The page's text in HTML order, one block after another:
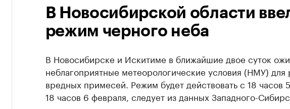
В Новосибирской области
режим черного неба
В Новосибирске и Искитиме в ближайшие двое суток
неблагоприятные метеорологические условия (НМУ) для
вредных примесей. Режим будет действовать с 18 часов
18 часов 6 февраля, следует из данных Западного-